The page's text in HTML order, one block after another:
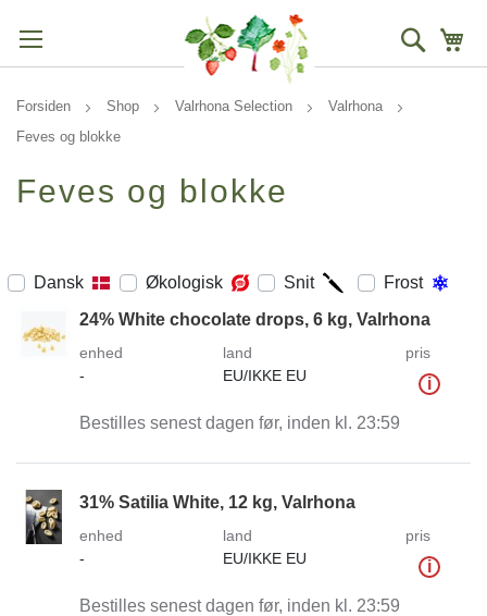
Søg
Forsiden Shop Valrhona Selection
Valrhona
Feves og blokke
Feves og blokke
Dansk Økologisk Snit
Frost
24% White chocolate drops, 6 kg, Valrhona
enhed
-
land
EU/IKKE EU
pris
i
Bestilles senest dagen før, inden kl. 23:59
31% Satilia White, 12 kg, Valrhona
enhed
-
land
EU/IKKE EU
pris
i
Bestilles senest dagen før, inden kl. 23:59